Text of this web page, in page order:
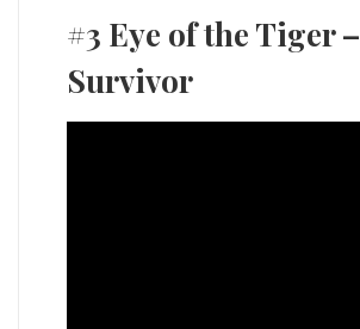
#3 Eye of the Tiger –
Survivor